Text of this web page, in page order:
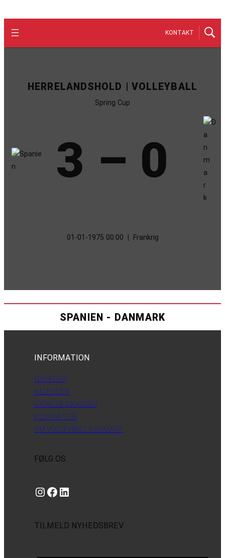
KONTAKT
HERRELANDSHOLD | VOLLEYBALL
Spring Cup
3 – 0
01-01-1975 00:00 Frankrig
SPANIEN - DANMARK
INFORMATION
NYHEDER
KALENDER
VÆRKTØJSKASSEN
KONTAKT OS
OM VOLLEYBALL DANMARK
FØLG OS
Instagram https://www.facebook.com/danishbeachvolleytour LinkedIn
TILMELD NYHEDSBREV